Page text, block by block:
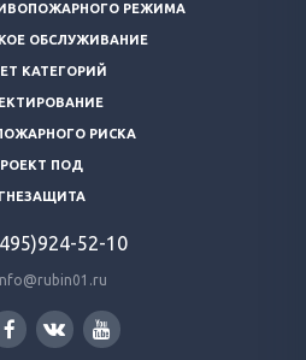
РЕЖИМА
ОБСЛУЖИВАНИЕ
КАТЕГОРИЙ
РИСКА
ПОД
52-10